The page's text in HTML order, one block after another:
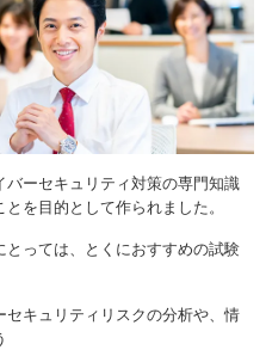
ーセキュリティ対策の専門知識
を目的として作られました。
とっては、とくにおすすめの試験
セキュリティリスクの分析や、情